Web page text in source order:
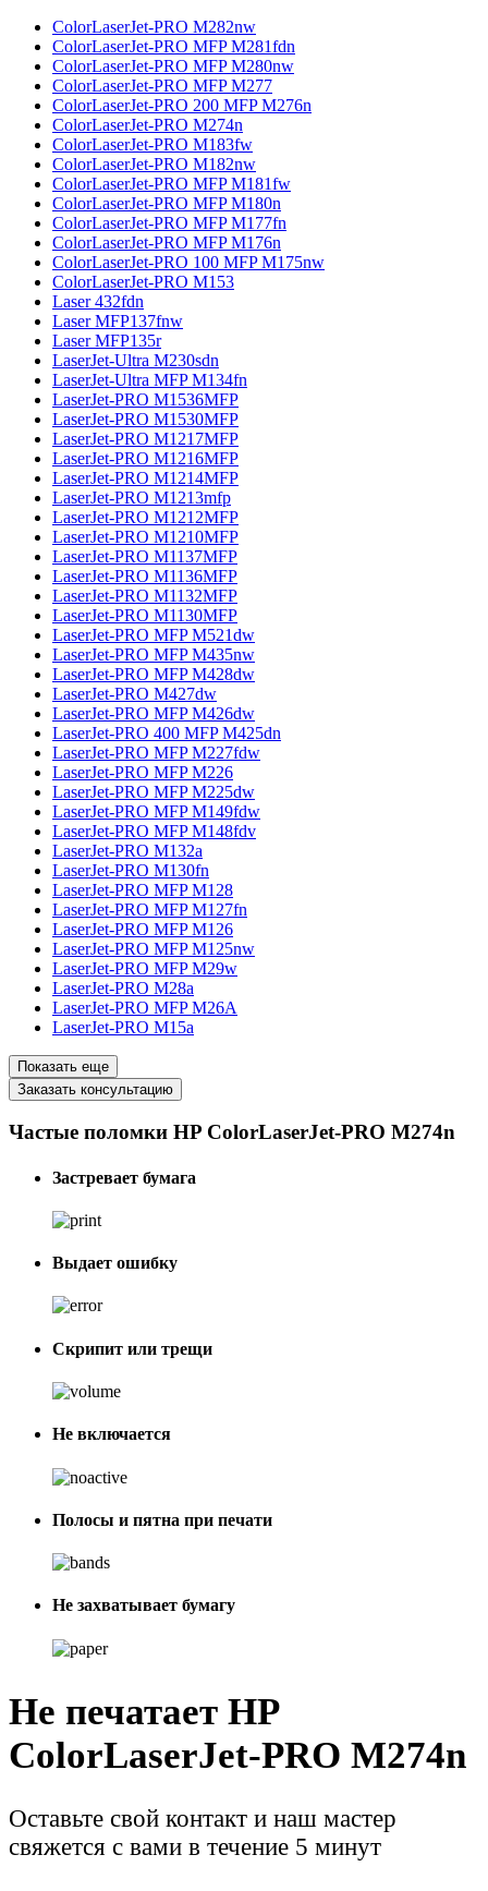
ColorLaserJet-PRO M282nw
ColorLaserJet-PRO MFP M281fdn
ColorLaserJet-PRO MFP M280nw
ColorLaserJet-PRO MFP M277
ColorLaserJet-PRO 200 MFP M276n
ColorLaserJet-PRO M274n
ColorLaserJet-PRO M183fw
ColorLaserJet-PRO M182nw
ColorLaserJet-PRO MFP M181fw
ColorLaserJet-PRO MFP M180n
ColorLaserJet-PRO MFP M177fn
ColorLaserJet-PRO MFP M176n
ColorLaserJet-PRO 100 MFP M175nw
ColorLaserJet-PRO M153
Laser 432fdn
Laser MFP137fnw
Laser MFP135r
LaserJet-Ultra M230sdn
LaserJet-Ultra MFP M134fn
LaserJet-PRO M1536MFP
LaserJet-PRO M1530MFP
LaserJet-PRO M1217MFP
LaserJet-PRO M1216MFP
LaserJet-PRO M1214MFP
LaserJet-PRO M1213mfp
LaserJet-PRO M1212MFP
LaserJet-PRO M1210MFP
LaserJet-PRO M1137MFP
LaserJet-PRO M1136MFP
LaserJet-PRO M1132MFP
LaserJet-PRO M1130MFP
LaserJet-PRO MFP M521dw
LaserJet-PRO MFP M435nw
LaserJet-PRO MFP M428dw
LaserJet-PRO M427dw
LaserJet-PRO MFP M426dw
LaserJet-PRO 400 MFP M425dn
LaserJet-PRO MFP M227fdw
LaserJet-PRO MFP M226
LaserJet-PRO MFP M225dw
LaserJet-PRO MFP M149fdw
LaserJet-PRO MFP M148fdv
LaserJet-PRO M132a
LaserJet-PRO M130fn
LaserJet-PRO MFP M128
LaserJet-PRO MFP M127fn
LaserJet-PRO MFP M126
LaserJet-PRO MFP M125nw
LaserJet-PRO MFP M29w
LaserJet-PRO M28a
LaserJet-PRO MFP M26A
LaserJet-PRO M15a
Показать еще
Заказать консультацию
Частые поломки HP ColorLaserJet-PRO M274n
Застревает бумага
Выдает ошибку
Скрипит или трещи
Не включается
Полосы и пятна при печати
Не захватывает бумагу
Не печатает HP
ColorLaserJet-PRO M274n
Оставьте свой контакт и наш мастер
свяжется с вами в течение 5 минут